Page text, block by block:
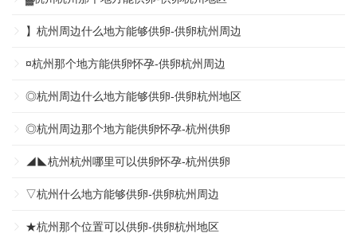
】杭州周边什么地方能够供卵-供卵杭州周边
¤杭州那个地方能供卵怀孕-供卵杭州周边
◎杭州周边什么地方能够供卵-供卵杭州地区
◎杭州周边那个地方能供卵怀孕-杭州供卵
◢◣杭州杭州哪里可以供卵怀孕-杭州供卵
▽杭州什么地方能够供卵-供卵杭州周边
★杭州那个位置可以供卵-供卵杭州地区